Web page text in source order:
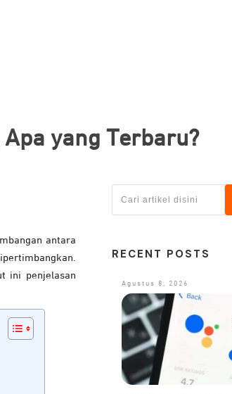
yang Terbaru?
antara
ini penjelasan
RECENT POSTS
Agustus 8, 2026